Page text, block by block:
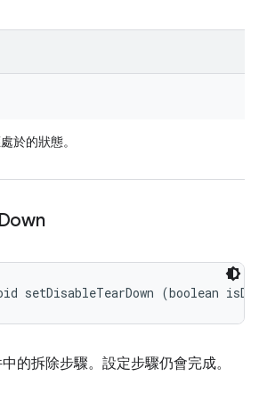
於的狀態。
setDisableTearDown (boolean
的拆除步驟。設定步驟仍會完成。